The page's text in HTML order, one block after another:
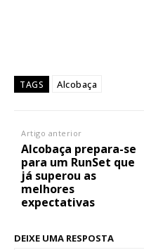
TAGS Alcobaça
Artigo anterior
Alcobaça prepara-se
para um RunSet que
já superou as
melhores
expectativas
DEIXE UMA RESPOSTA